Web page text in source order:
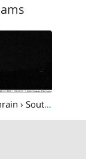
Hohenrain › South-west: Mount Pilatus